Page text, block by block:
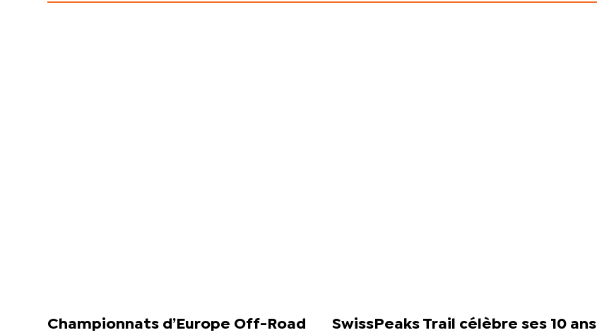
Championnats d’Europe Off-Road
SwissPeaks Trail célèbre ses 10 ans